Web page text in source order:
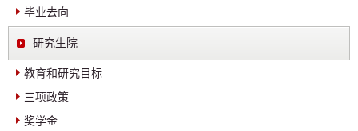
毕业去向
研究生院
教育和研究目标
三项政策
奖学金